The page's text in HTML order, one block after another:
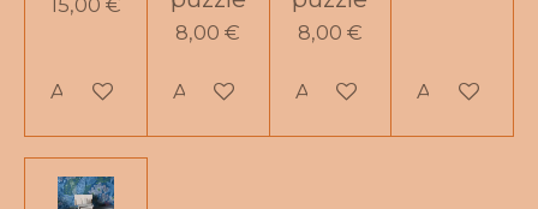
15,00 €
Ajouter au panier
8,00 €
Ajouter au panier
8,00 €
Ajouter au panierAjouter au